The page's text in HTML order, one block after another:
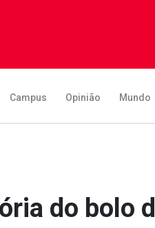
Campus Opinião Mundo
do bolo